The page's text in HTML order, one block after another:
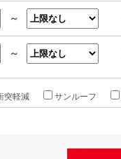
～
～
突軽減 サンルーフ